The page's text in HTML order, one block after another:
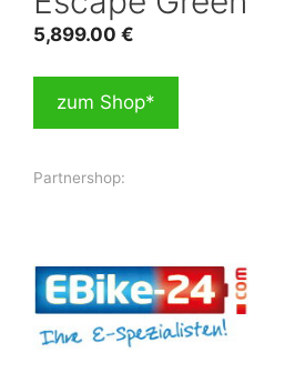
5,899.00 €
zum Shop*
Partnershop: